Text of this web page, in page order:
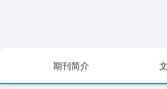
期刊简介